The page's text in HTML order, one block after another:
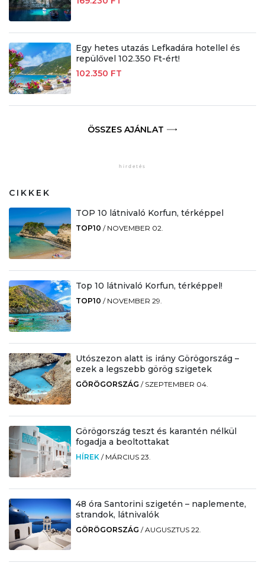
Egy hetes utazás Lefkadára hotellel és
repülővel 102.350 Ft-ért!
102.350 FT
ÖSSZES AJÁNLAT
CIKKEK
TOP 10 látnivaló Korfun, térképpel
TOP10 / NOVEMBER 02.
Top 10 látnivaló Korfun, térképpel!
TOP10 / NOVEMBER 29.
Utószezon alatt is irány Görögország –
ezek a legszebb görög szigetek
GÖRÖGORSZÁG / SZEPTEMBER 04.
Görögország teszt és karantén nélkül
fogadja a beoltottakat
HÍREK / MÁRCIUS 23.
48 óra Santorini szigetén – naplemente,
strandok, látnivalók
GÖRÖGORSZÁG /AUGUSZTUS 22.